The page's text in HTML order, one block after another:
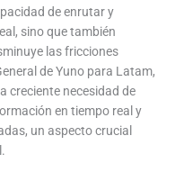
de enrutar y
sino que también
las fricciones
de Yuno para Latam,
creciente necesidad de
en tiempo real y
un aspecto crucial